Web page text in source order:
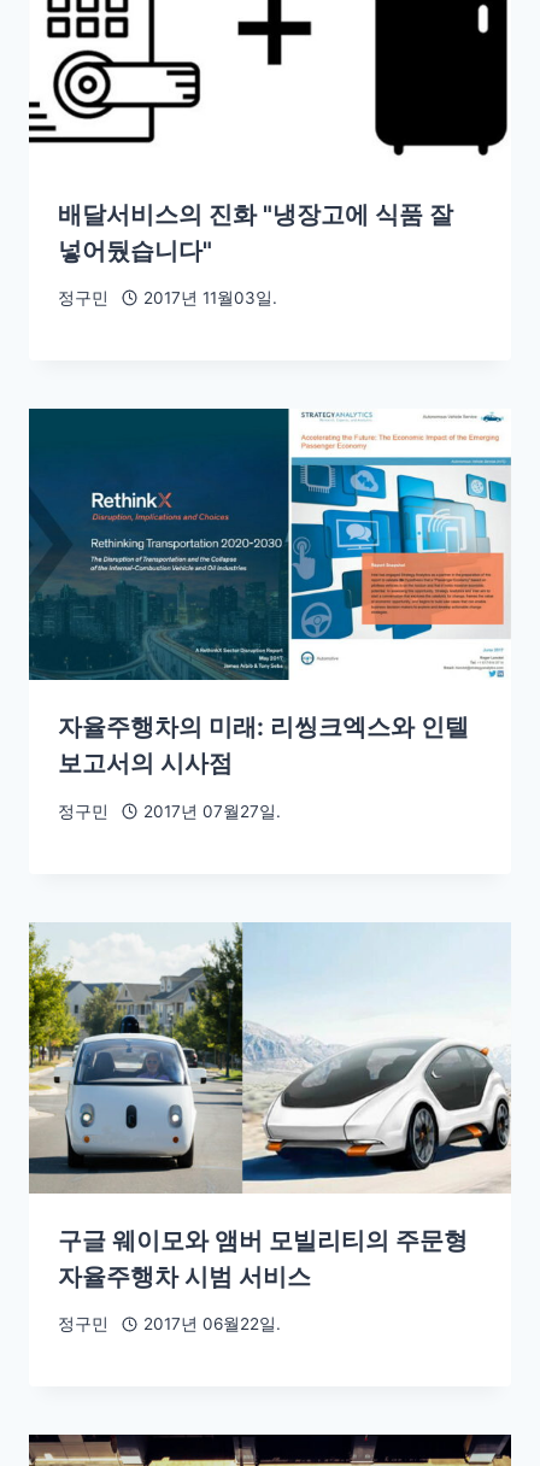
배달서비스의 진화 "냉장고에 식품 잘
넣어뒀습니다"
정구민 2017년 11월03일.
자율주행차의 미래: 리씽크엑스와 인텔
보고서의 시사점
정구민 2017년 07월27일.
구글 웨이모와 앰버 모빌리티의 주문형
자율주행차 시범 서비스
정구민 2017년 06월22일.